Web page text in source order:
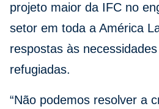
projeto maior da IFC no
setor em toda a América
respostas às
refugiadas.
“Não podemos resolver a